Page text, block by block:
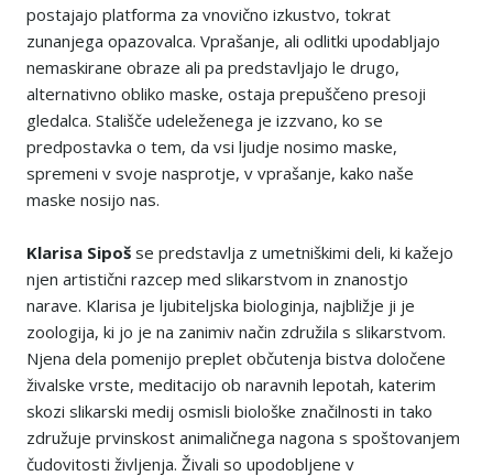
postajajo platforma za vnovično izkustvo, tokrat
zunanjega opazovalca. Vprašanje, ali odlitki upodabljajo
nemaskirane obraze ali pa predstavljajo le drugo,
alternativno obliko maske, ostaja prepuščeno presoji
gledalca. Stališče udeleženega je izzvano, ko se
predpostavka o tem, da vsi ljudje nosimo maske,
spremeni v svoje nasprotje, v vprašanje, kako naše
maske nosijo nas.
Klarisa Sipoš se predstavlja z umetniškimi deli, ki kažejo
njen artistični razcep med slikarstvom in znanostjo
narave. Klarisa je ljubiteljska biologinja, najbližje ji je
zoologija, ki jo je na zanimiv način združila s slikarstvom.
Njena dela pomenijo preplet občutenja bistva določene
živalske vrste, meditacijo ob naravnih lepotah, katerim
skozi slikarski medij osmisli biološke značilnosti in tako
združuje prvinskost animaličnega nagona s spoštovanjem
čudovitosti življenja. Živali so upodobljene v